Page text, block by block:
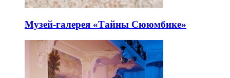
Музей-галерея «Тайны Сююмбике»